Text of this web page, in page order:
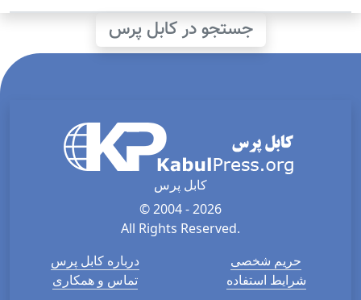
جستجو در کابل پرس
کابل پرس
© 2004 - 2026
All Rights Reserved.
درباره کابل پرس
تماس و همکاری
حریم شخصی
شرایط استفاده